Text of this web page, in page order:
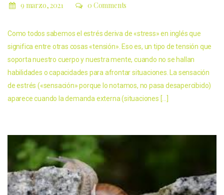
9 marzo, 2021 0 Comments
Como todos sabemos el estrés deriva de «stress» en inglés que
significa entre otras cosas «tensión». Eso es, un tipo de tensión que
soporta nuestro cuerpo y nuestra mente, cuando no se hallan
habilidades o capacidades para afrontar situaciones. La sensación
de estrés («sensación» porque lo notamos, no pasa desapercibido)
aparece cuando la demanda externa (situaciones […]